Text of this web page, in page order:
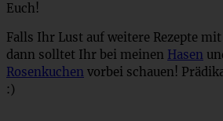
Euch!
Falls Ihr Lust auf weitere Rezepte
dann solltet Ihr bei meinen Hasen
Rosenkuchen vorbei schauen!
:)